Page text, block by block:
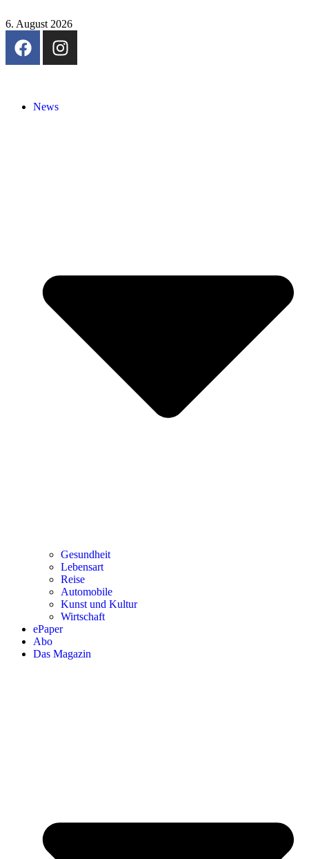
6. August 2026
News
Gesundheit
Lebensart
Reise
Automobile
Kunst und Kultur
Wirtschaft
ePaper
Abo
Das Magazin